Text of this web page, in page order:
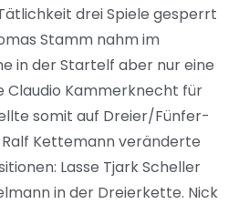
drei Spiele gesperrt
Stamm nahm im
in der Startelf aber nur eine
Claudio Kammerknecht für
somit auf Dreier/Fünfer-
Kettemann veränderte
Lasse Tjark Scheller
in der Dreierkette. Nick